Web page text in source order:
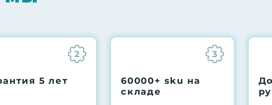
2
5 лет
3
60000+ sku на
складе